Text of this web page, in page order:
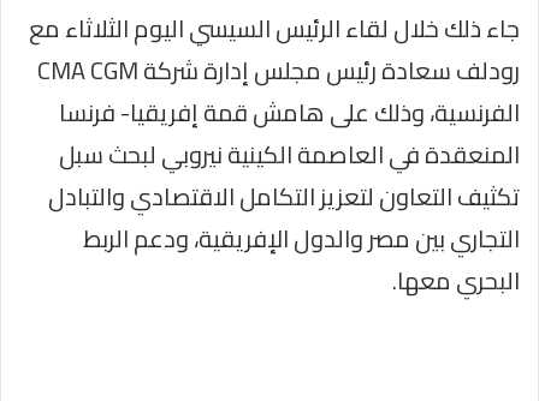
جاء ذلك خلال لقاء الرئيس السيسي اليوم الثلاثاء مع
رودلف سعادة رئيس مجلس إدارة شركة CMA CGM
الفرنسية، وذلك على هامش قمة إفريقيا- فرنسا
المنعقدة في العاصمة الكينية نيروبي لبحث سبل
تكثيف التعاون لتعزيز التكامل الاقتصادي والتبادل
التجاري بين مصر والدول الإفريقية، ودعم الربط
البحري معها.